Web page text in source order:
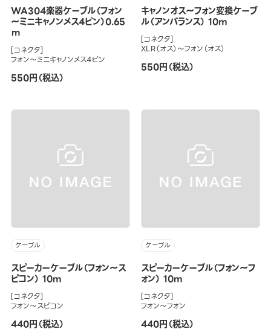
WA304楽器ケーブル（フォン
～ミニキャノンメス4ピン）0.65
ｍ
[コネクタ]
フォン～ミニキャノンメス4ピン
550円（税込）
キャノンオス～フォン変換ケーブ
ル（アンバランス） 10m
[コネクタ]
XLR（オス）～フォン（オス）
550円（税込）
ケーブル
スピーカーケーブル（フォン～ス
ピコン） 10m
[コネクタ]
フォン～スピコン
440円（税込）
ケーブル
スピーカーケーブル（フォン～フ
ォン） 10m
[コネクタ]
フォン～フォン
440円（税込）